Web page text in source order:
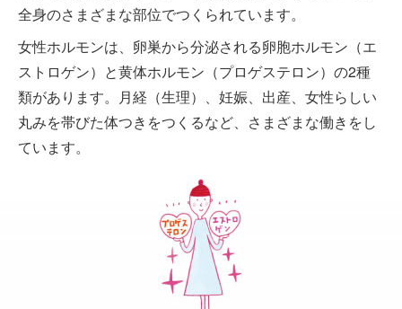
全身のさまざまな部位でつくられています。
女性ホルモンは、卵巣から分泌される卵胞ホルモン（エ
ストロゲン）と黄体ホルモン（プロゲステロン）の2種
類があります。月経（生理）、妊娠、出産、女性らしい
丸みを帯びた体つきをつくるなど、さまざまな働きをし
ています。